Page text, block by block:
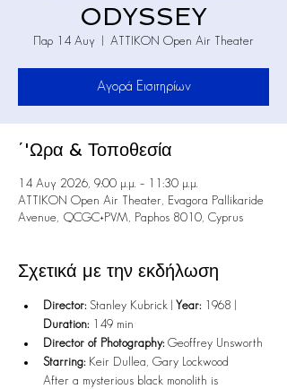
ODYSSEY
Παρ 14 Αυγ ATTIKON Open Air Theater
Αγορά Εισιτηρίων
΄'Ωρα & Τοποθεσία
14 Αυγ 2026, 9:00 μ.μ. – 11:30 μ.μ.
ATTIKON Open Air Theater, Evagora Pallikaride
Avenue, QCGC+PVM, Paphos 8010, Cyprus
Σχετικά με την εκδήλωση
Director: Stanley Kubrick | Year: 1968 |
Duration: 149 min
Director of Photography: Geoffrey Unsworth
Starring: Keir Dullea, Gary Lockwood
After a mysterious black monolith is